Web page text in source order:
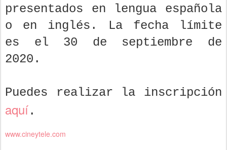
presentados en lengua española
o en inglés. La fecha límite
es el 30 de septiembre de
2020.
Puedes realizar la inscripción
aquí.
www.cineytele.com